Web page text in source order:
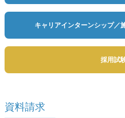
キャリアインターンシップ／
採用試
資料請求